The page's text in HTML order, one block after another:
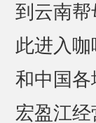
到云南
此进入
和中国
宏盈江